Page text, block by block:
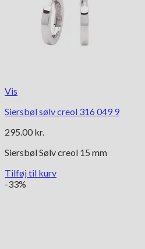
Vis
Siersbøl sølv creol 316 049 9
295.00 kr.
Siersbøl Sølv creol 15 mm
Tilføj til kurv
-33%